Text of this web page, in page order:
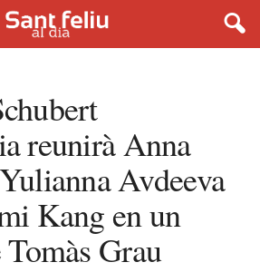
reunirà Anna
Avdeeva
Kang en un
Grau